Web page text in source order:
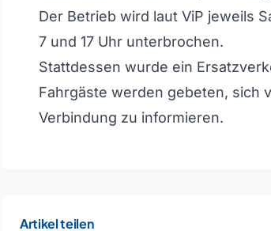
Der Betrieb wird laut ViP jeweils
7 und 17 Uhr unterbrochen.
Stattdessen wurde ein
Fahrgäste werden gebeten, sich
Verbindung zu informieren.
Artikel teilen